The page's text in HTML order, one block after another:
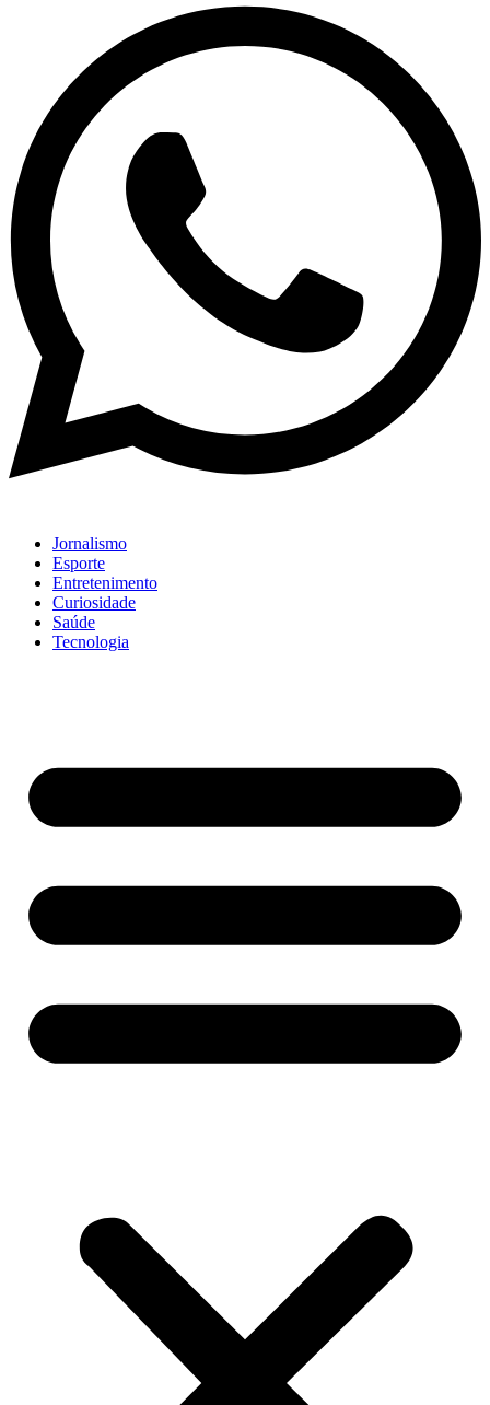
Jornalismo
Esporte
Entretenimento
Curiosidade
Saúde
Tecnologia